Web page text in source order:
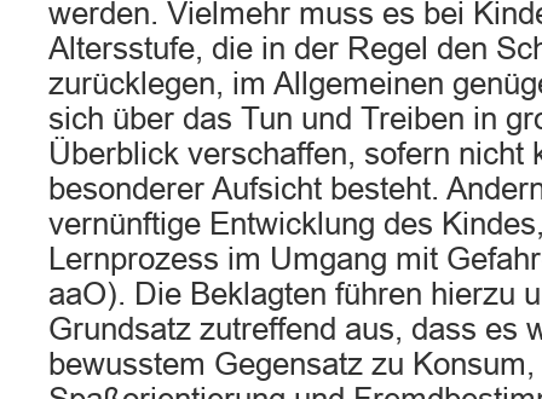
werden. Vielmehr muss es bei
Altersstufe, die in der Regel den
zurücklegen, im Allgemeinen
sich über das Tun und Treiben in
Überblick verschaffen, sofern nicht
besonderer Aufsicht besteht.
vernünftige Entwicklung des
Lernprozess im Umgang mit
aaO). Die Beklagten führen hierzu
Grundsatz zutreffend aus, dass es
bewusstem Gegensatz zu